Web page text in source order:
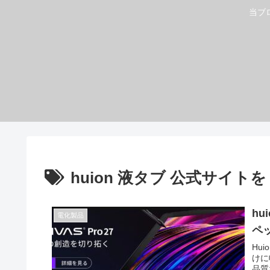
当ブ
huion 液タブ 公式サイトを
電化製品
ペ
け